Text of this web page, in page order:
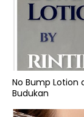
No Bump Lotion
Budukan